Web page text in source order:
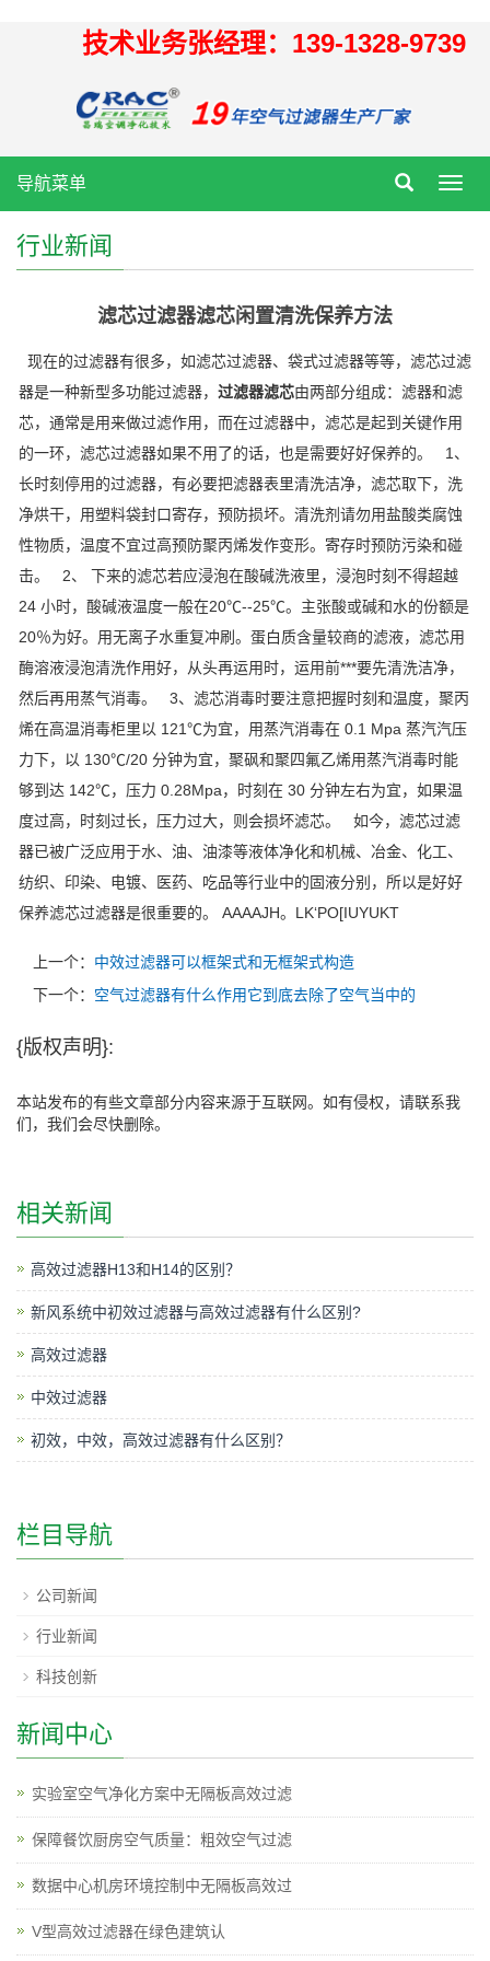
技术业务张经理：139-1328-9739
导航菜单
行业新闻
滤芯过滤器滤芯闲置清洗保养方法
现在的过滤器有很多，如滤芯过滤器、袋式过滤器等等，滤芯过滤
器是一种新型多功能过滤器， 过滤器滤芯由两部分组成：滤器和滤
芯，通常是用来做过滤作用，而在过滤器中，滤芯是起到关键作用
的一环，滤芯过滤器如果不用了的话，也是需要好好保养的。 1、
长时刻停用的过滤器，有必要把滤器表里清洗洁净，滤芯取下，洗
净烘干，用塑料袋封口寄存，预防损坏。清洗剂请勿用盐酸类腐蚀
性物质，温度不宜过高预防聚丙烯发作变形。寄存时预防污染和碰
击。 2、 下来的滤芯若应浸泡在酸碱洗液里，浸泡时刻不得超越
24 小时，酸碱液温度一般在20℃--25℃。主张酸或碱和水的份额是
20％为好。用无离子水重复冲刷。蛋白质含量较商的滤液，滤芯用
酶溶液浸泡清洗作用好，从头再运用时，运用前***要先清洗洁净，
然后再用蒸气消毒。 3、滤芯消毒时要注意把握时刻和温度，聚丙
烯在高温消毒柜里以 121℃为宜，用蒸汽消毒在 0.1 Mpa 蒸汽汽压
力下，以 130℃/20 分钟为宜，聚砜和聚四氟乙烯用蒸汽消毒时能
够到达 142℃，压力 0.28Mpa，时刻在 30 分钟左右为宜，如果温
度过高，时刻过长，压力过大，则会损坏滤芯。 如今，滤芯过滤
器已被广泛应用于水、油、油漆等液体净化和机械、冶金、化工、
纺织、印染、电镀、医药、吃品等行业中的固液分别，所以是好好
保养滤芯过滤器是很重要的。 AAAAJH。LK‘PO[IUYUKT
上一个： 中效过滤器可以框架式和无框架式构造
下一个： 空气过滤器有什么作用它到底去除了空气当中的
{版权声明}:
本站发布的有些文章部分内容来源于互联网。如有侵权，请联系我
们，我们会尽快删除。
相关新闻
高效过滤器H13和H14的区别？
新风系统中初效过滤器与高效过滤器有什么区别?
高效过滤器
中效过滤器
初效，中效，高效过滤器有什么区别？
栏目导航
公司新闻
行业新闻
科技创新
新闻中心
实验室空气净化方案中无隔板高效过滤
保障餐饮厨房空气质量：粗效空气过滤
数据中心机房环境控制中无隔板高效过
V型高效过滤器在绿色建筑认